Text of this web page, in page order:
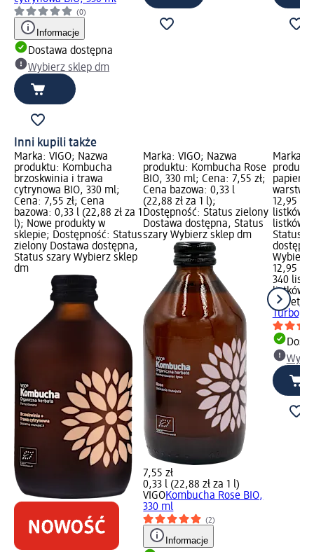
(0)
Informacje
Dostawa dostępna
Wybierz sklep dm
Inni kupili także
Marka: VIGO; Nazwa
produktu: Kombucha
brzoskwinia i trawa
cytrynowa BIO, 330 ml;
Cena: 7,55 zł; Cena
bazowa: 0,33 l (22,88 zł za 1
l); Nowe produkty w
sklepie; Dostępność: Status
zielony Dostawa dostępna,
Status szary Wybierz sklep
dm
Marka: VIGO; Nazwa
produktu: Kombucha Rose
BIO, 330 ml; Cena: 7,55 zł;
Cena bazowa: 0,33 l
(22,88 zł za 1 l);
Dostępność: Status zielony
Dostawa dostępna, Status
szary Wybierz sklep dm
7,55 zł
0,33 l (22,88 zł za 1 l)
VIGOKombucha Rose BIO,
330 ml
(2)
Informacje
Marka:
12,95
listków
listków);
Status
Wybierz
12,95 zł
340
listków)
Velvet
Turbo,